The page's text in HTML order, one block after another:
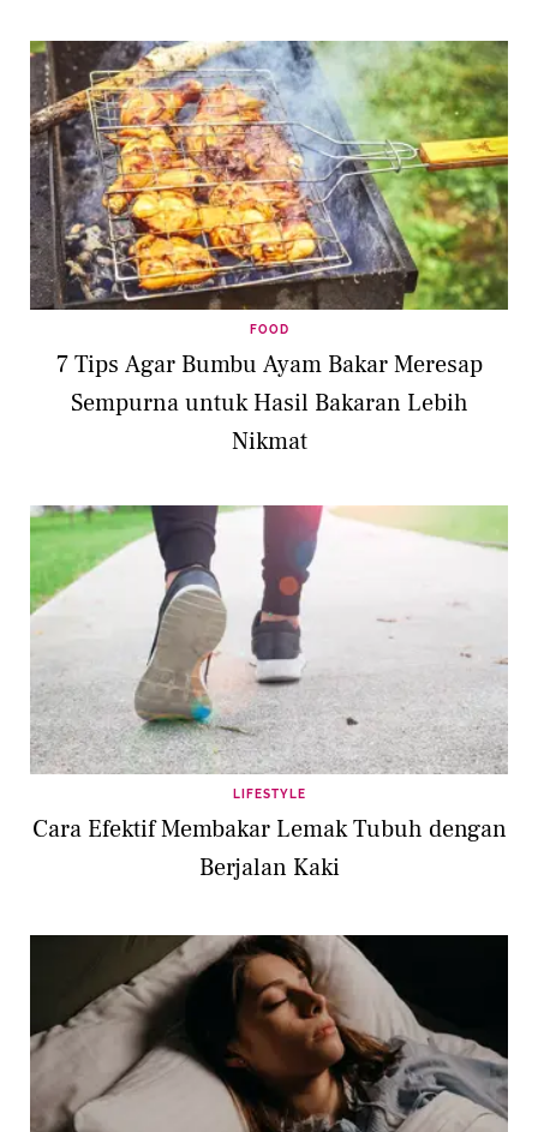
FOOD
7 Tips Agar Bumbu Ayam Bakar Meresap
Sempurna untuk Hasil Bakaran Lebih
Nikmat
LIFESTYLE
Cara Efektif Membakar Lemak Tubuh dengan
Berjalan Kaki